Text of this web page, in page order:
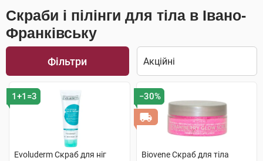
Скраби і пілінги для тіла в Івано-
Франківську
Фільтри
1+1=3
Evoluderm Скраб для ніг
−30%
Biovene Скраб для тіла